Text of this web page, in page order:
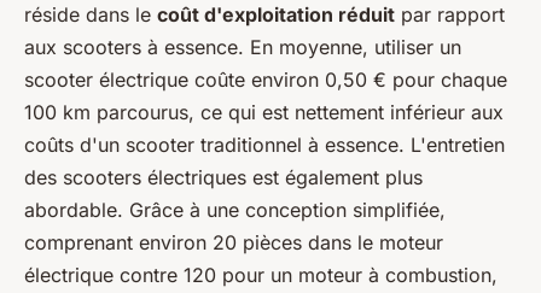
réside dans le coût d'exploitation réduit par rapport
aux scooters à essence. En moyenne, utiliser un
scooter électrique coûte environ 0,50 € pour chaque
100 km parcourus, ce qui est nettement inférieur aux
coûts d'un scooter traditionnel à essence. L'entretien
des scooters électriques est également plus
abordable. Grâce à une conception simplifiée,
comprenant environ 20 pièces dans le moteur
électrique contre 120 pour un moteur à combustion,